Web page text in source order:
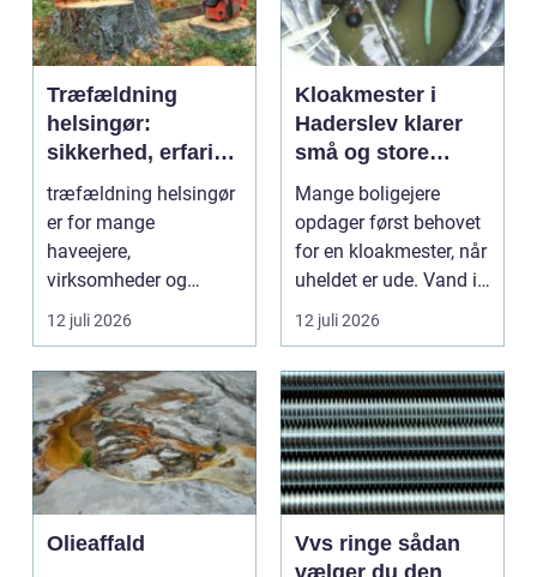
Træfældning
helsingør:
sikkerhed, erfaring
og gode løsninger
i nordsjælland
træfældning helsingør
er for mange
haveejere,
virksomheder og
grundejerforeninger et
nødvendigt skri...
12 juli 2026
Kloakmester i
Haderslev klarer
små og store
akutte opgaver
Mange boligejere
opdager først behovet
for en kloakmester, når
uheldet er ude. Vand i
12 juli 2026
Olieaffald
Vvs ringe sådan
vælger du den